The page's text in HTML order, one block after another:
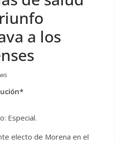
a los
Especial.
electo de Morena en el